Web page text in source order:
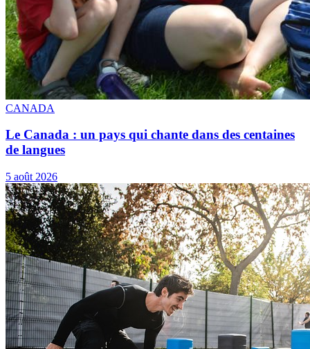
CANADA
Le Canada : un pays qui chante dans des centaines
de langues
5 août 2026